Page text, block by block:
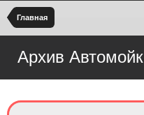
Главная
Архив